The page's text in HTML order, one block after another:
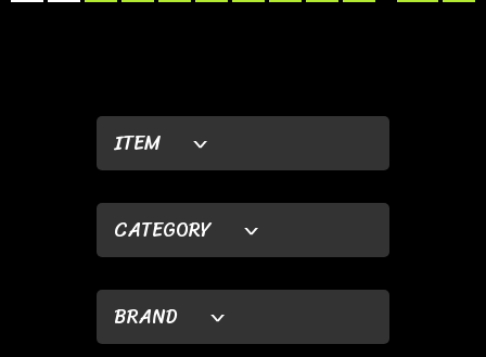
ITEM
CATEGORY
BRAND